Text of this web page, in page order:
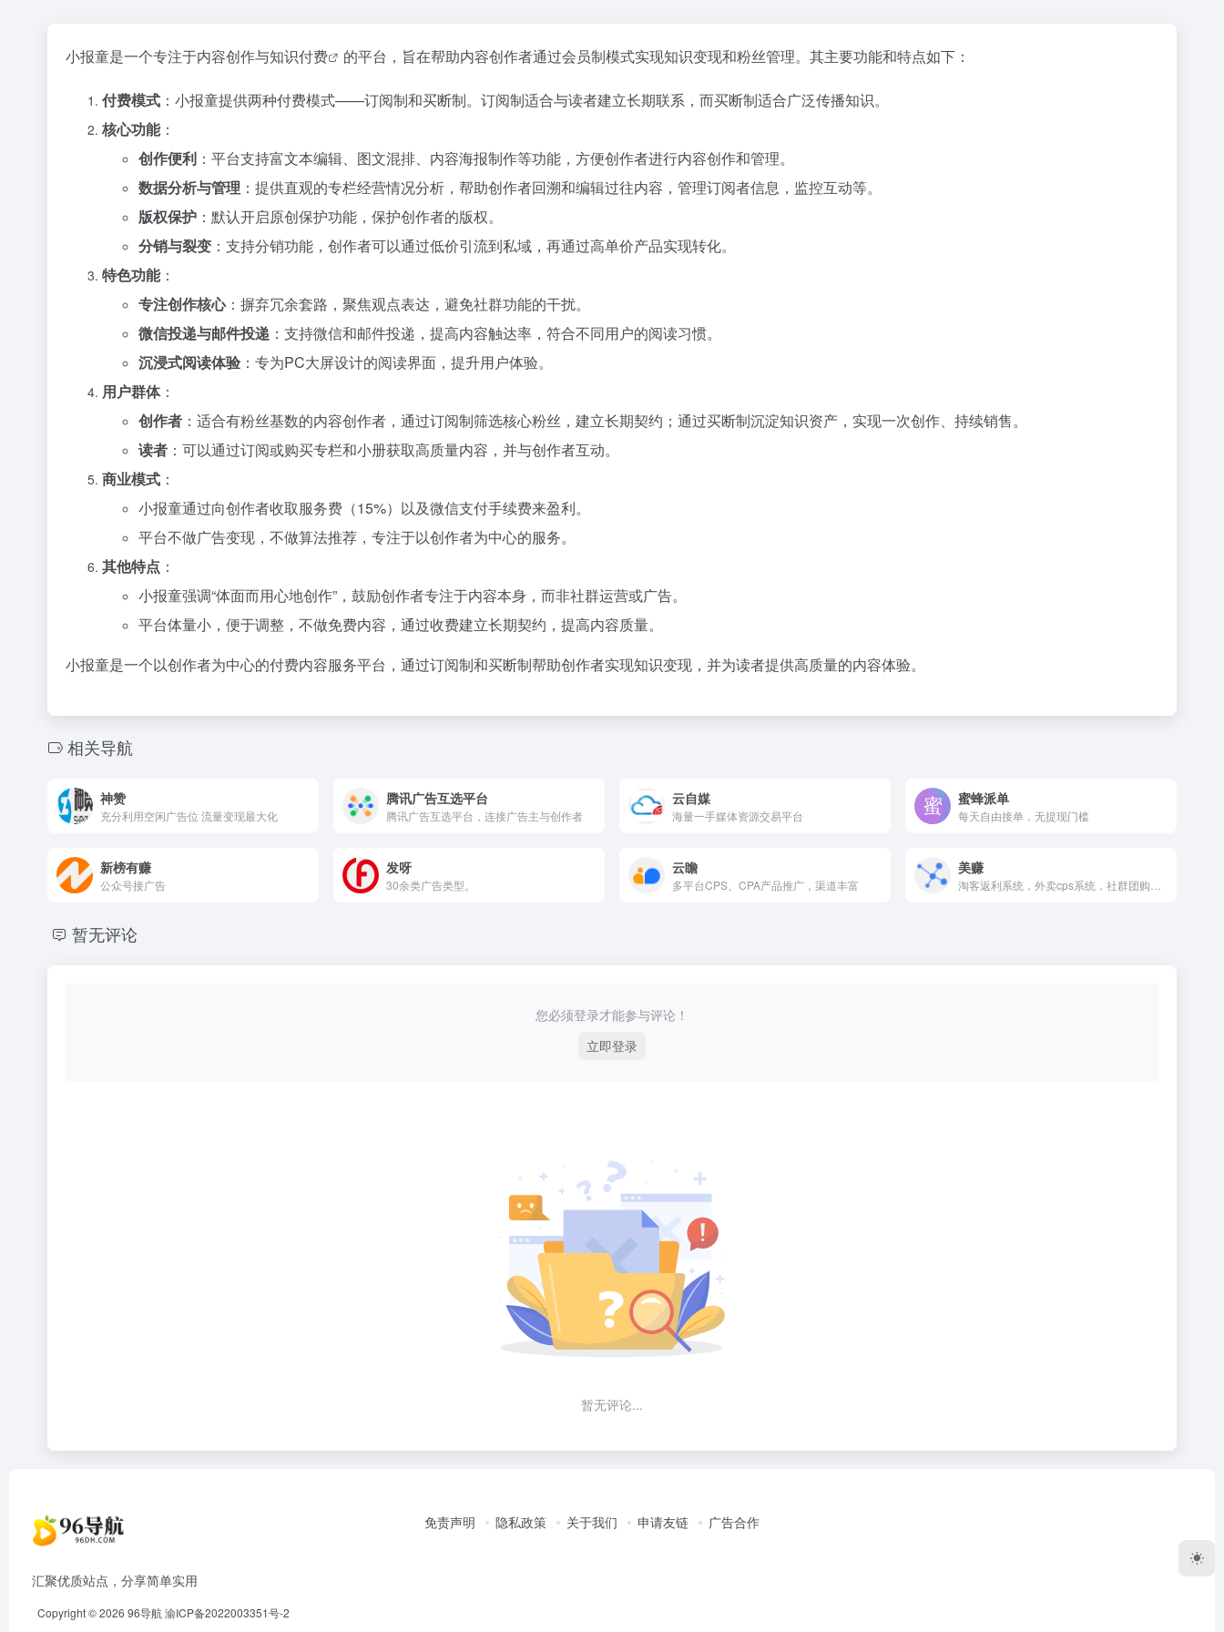
小报童是一个专注于内容创作与知识付费 的平台，旨在帮助内容创作者通过会员制模式实现知识变现和粉丝管理。其主要功能和特点如下：
付费模式 ：小报童提供两种付费模式——订阅制和买断制。订阅制适合与读者建立长期联系，而买断制适合广泛传播知识。
核心功能：
创作便利 ：平台支持富文本编辑、图文混排、内容海报制作等功能，方便创作者进行内容创作和管理。
数据分析与管理 ：提供直观的专栏经营情况分析，帮助创作者回溯和编辑过往内容，管理订阅者信息，监控互动等。
版权保护 ：默认开启原创保护功能，保护创作者的版权。
分销与裂变 ：支持分销功能，创作者可以通过低价引流到私域，再通过高单价产品实现转化。
特色功能：
专注创作核心：摒弃冗余套路，聚焦观点表达，避免社群功能的干扰。
微信投递与邮件投递 ：支持微信和邮件投递，提高内容触达率，符合不同用户的阅读习惯。
沉浸式阅读体验 ：专为PC大屏设计的阅读界面，提升用户体验。
用户群体：
创作者 ：适合有粉丝基数的内容创作者，通过订阅制筛选核心粉丝，建立长期契约；通过买断制沉淀知识资产，实现一次创作、持续销售。
读者 ：可以通过订阅或购买专栏和小册获取高质量内容，并与创作者互动。
商业模式 ：
小报童通过向创作者收取服务费（15%）以及微信支付手续费来盈利。
平台不做广告变现，不做算法推荐，专注于以创作者为中心的服务。
其他特点 ：
小报童强调“体面而用心地创作”，鼓励创作者专注于内容本身，而非社群运营或广告。
平台体量小，便于调整，不做免费内容，通过收费建立长期契约，提高内容质量。
小报童是一个以创作者为中心的付费内容服务平台，通过订阅制和买断制帮助创作者实现知识变现，并为读者提供高质量的内容体验。
相关导航
神赞
充分利用空闲广告位 流量变现最大化
腾讯广告互选平台
腾讯广告互选平台，连接广告主与创作者
云自媒
海量一手媒体资源交易平台
蜜蜂派单
每天自由接单，无提现门槛
新榜有赚
公众号接广告
发呀
30余类广告类型。
云瞻
多平台CPS、CPA产品推广，渠道丰富
美赚
暂无评论
您必须登录才能参与评论！
立即登录
暂无评论...
汇聚优质站点，分享简单实用
免责声明 隐私政策 关于我们 申请友链 广告合作
Copyright © 2026 96导航渝ICP备2022003351号-2